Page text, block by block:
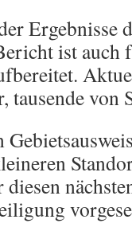
Ergebnisse
ist auch
tausende von